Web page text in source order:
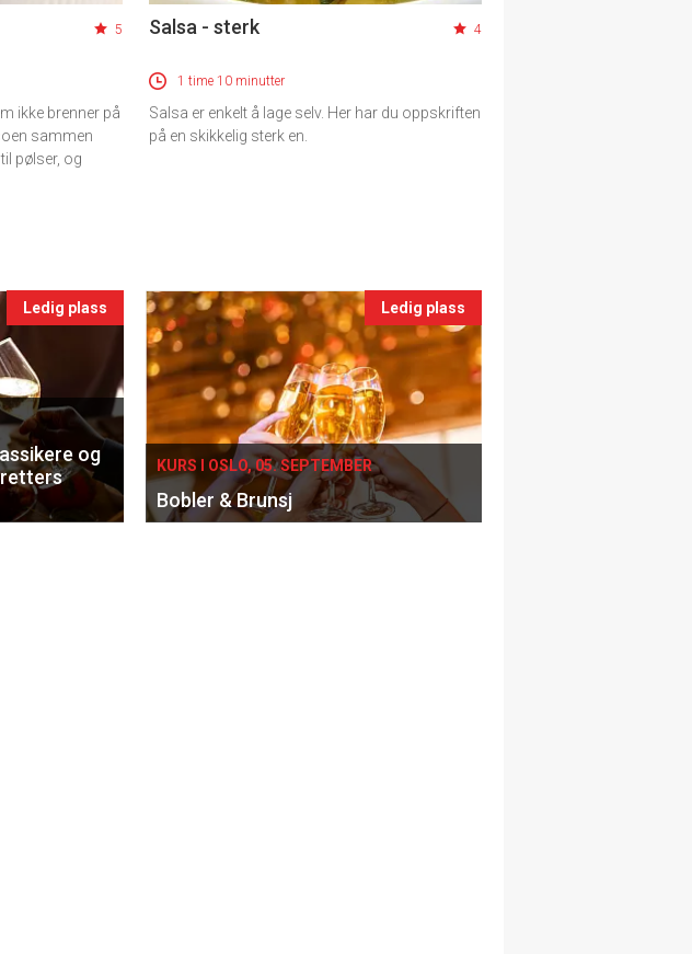
5
ikke brenner på
sammen
pølser, og
Salsa - sterk 4
1 time 10 minutter
Salsa er enkelt å lage selv. Her har du oppskriften
på en skikkelig sterk en.
Ledig plass
og
Ledig plass
KURS I OSLO, 05. SEPTEMBER
Bobler & Brunsj